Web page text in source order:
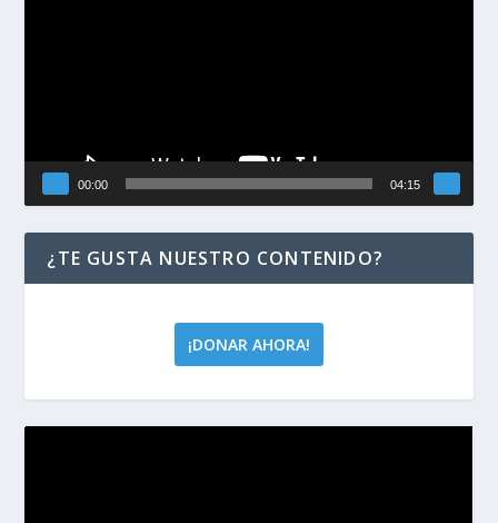
00:00 04:15
¿TE GUSTA NUESTRO CONTENIDO?
¡DONAR AHORA!